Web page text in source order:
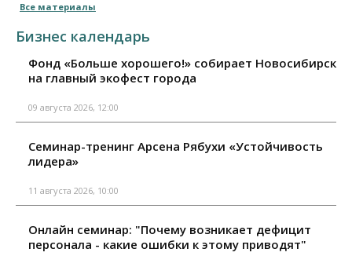
Все материалы
Бизнес календарь
Фонд «Больше хорошего!» собирает Новосибирск
на главный экофест города
09 августа 2026, 12:00
Семинар-тренинг Арсена Рябухи «Устойчивость
лидера»
11 августа 2026, 10:00
Онлайн семинар: "Почему возникает дефицит
персонала - какие ошибки к этому приводят"